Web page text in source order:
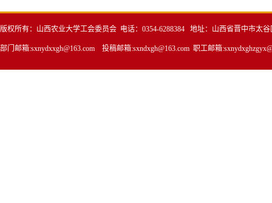
版权所有：山西农业大学工会委员会 电话：0354-6288384 地址：山西省晋中市太
部门邮箱:sxnydxxgh@163.com 投稿邮箱:sxndxgh@163.com 职工邮箱